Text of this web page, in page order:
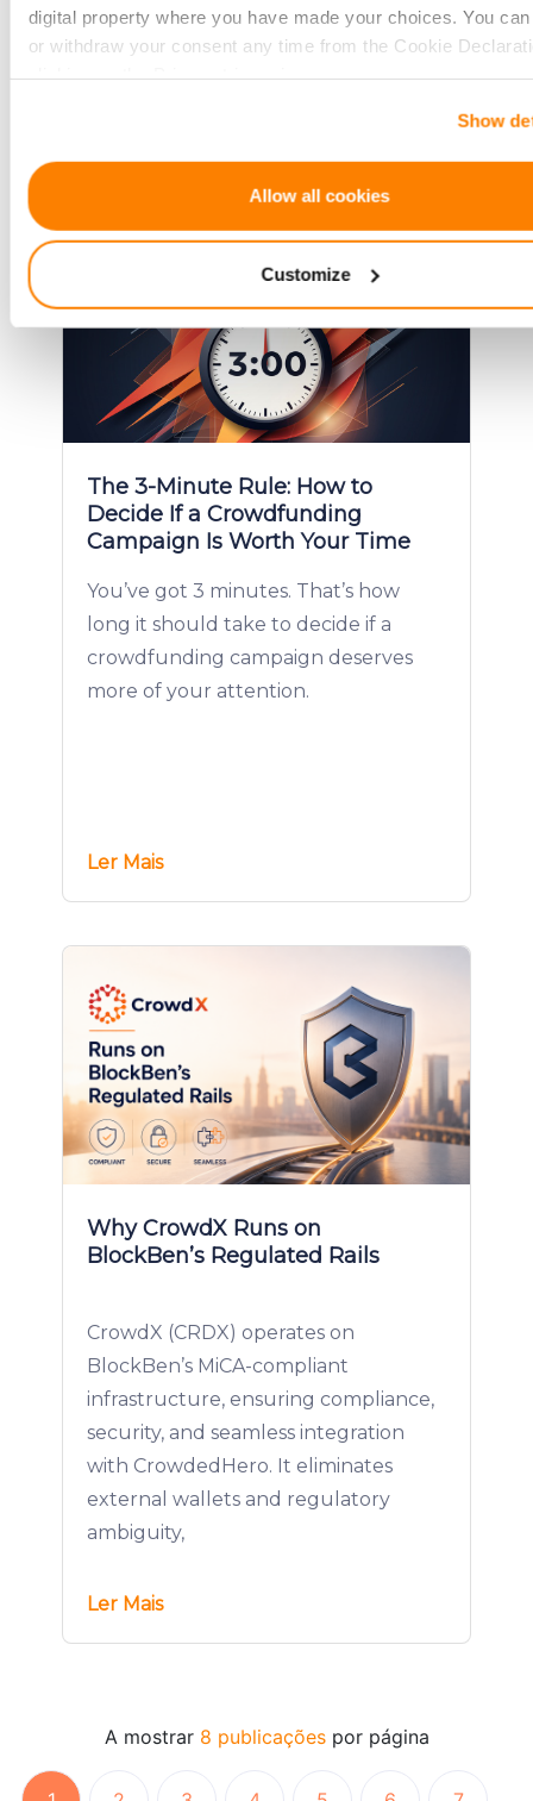
digital property where you have made your choices. You
or withdraw your consent any time from the Cookie
Collect information about your geographical location
be accurate to within several meters
characteristics (fingerprinting)
Find out more about how your personal data is processed
your preferences in thedetails section.
We use cookies to provide website functionality, analyse
display customized page content and advertising. See more
Cookies policy.
Show
Allow all cookies
Customize
The 3-Minute Rule: How to
Decide If a Crowdfunding
Campaign Is Worth Your Time
You’ve got 3 minutes. That’s how
long it should take to decide if a
crowdfunding campaign deserves
more of your attention.
Ler Mais
Why CrowdX Runs on
BlockBen’s Regulated Rails
CrowdX (CRDX) operates on
BlockBen’s MiCA-compliant
infrastructure, ensuring compliance,
security, and seamless integration
with CrowdedHero. It eliminates
external wallets and regulatory
ambiguity,
Ler Mais
A mostrar 8 publicaçõespor página